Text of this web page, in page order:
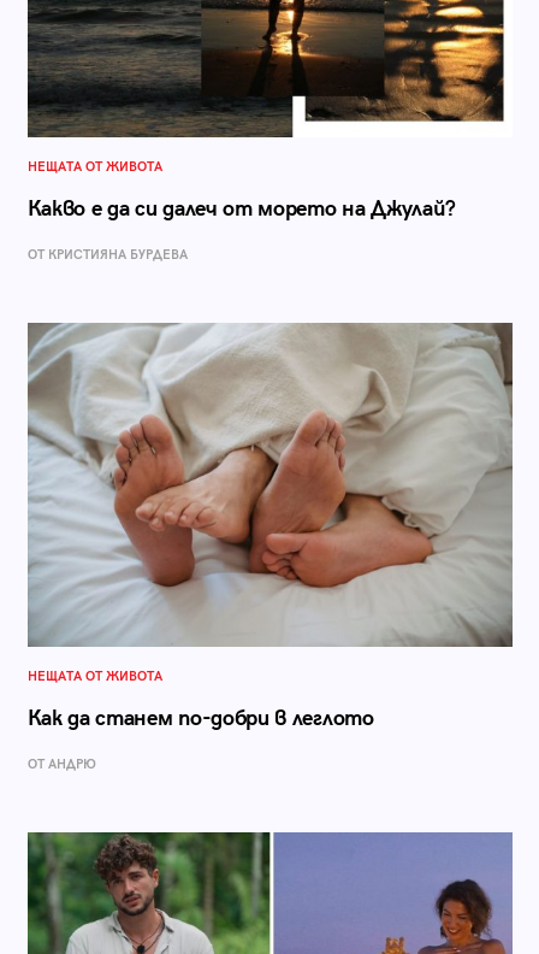
НЕЩАТА ОТ ЖИВОТА
Какво е да си далеч от морето на Джулай?
ОТ КРИСТИЯНА БУРДЕВА
НЕЩАТА ОТ ЖИВОТА
Как да станем по-добри в леглото
ОТ АНДРЮ